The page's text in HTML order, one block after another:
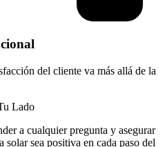
del cliente va más allá de la
Lado
a cualquier pregunta y asegurar
sea positiva en cada paso del